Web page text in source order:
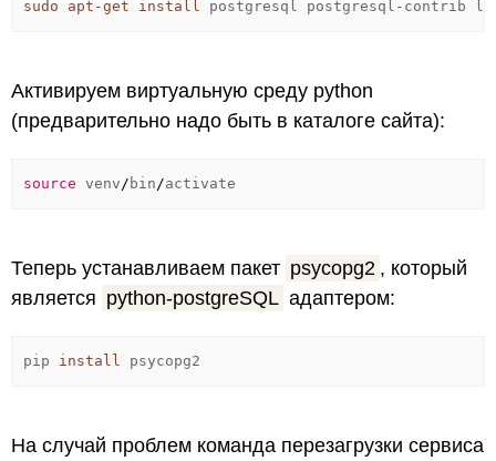
sudo apt-get install postgresql postgresql-contrib
Активируем виртуальную среду python
(предварительно надо быть в каталоге сайта):
source venv/ bin/activate
Теперь устанавливаем пакет psycopg2 , который
является python-postgreSQL адаптером:
pip install psycopg2
На случай проблем команда перезагрузки сервиса